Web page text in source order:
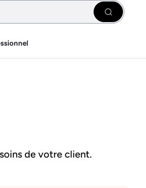
Rechercher
de votre client.